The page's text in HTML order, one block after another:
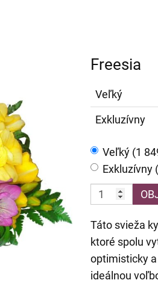
Freesia
Veľký
Exkluzívny
Veľký (1
Exkluzívny
Táto svieža
ktoré spolu
optimisticky
ideálnou